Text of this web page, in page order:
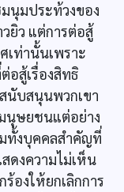
นุมประท้วงของ
ยิว แต่การต่อสู้
เท่านั้นเพราะ
อสู้เรื่องสิทธิ
นับสนุนพวกเขา
นุษยชนแต่อย่าง
ทั้งบุคคลสำคัญที่
ดงความไม่เห็น
องให้ยกเลิกการ